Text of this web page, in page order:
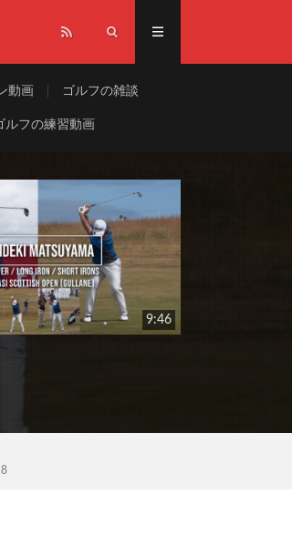
動画 ゴルフの雑談
ルフの練習動画
9:46